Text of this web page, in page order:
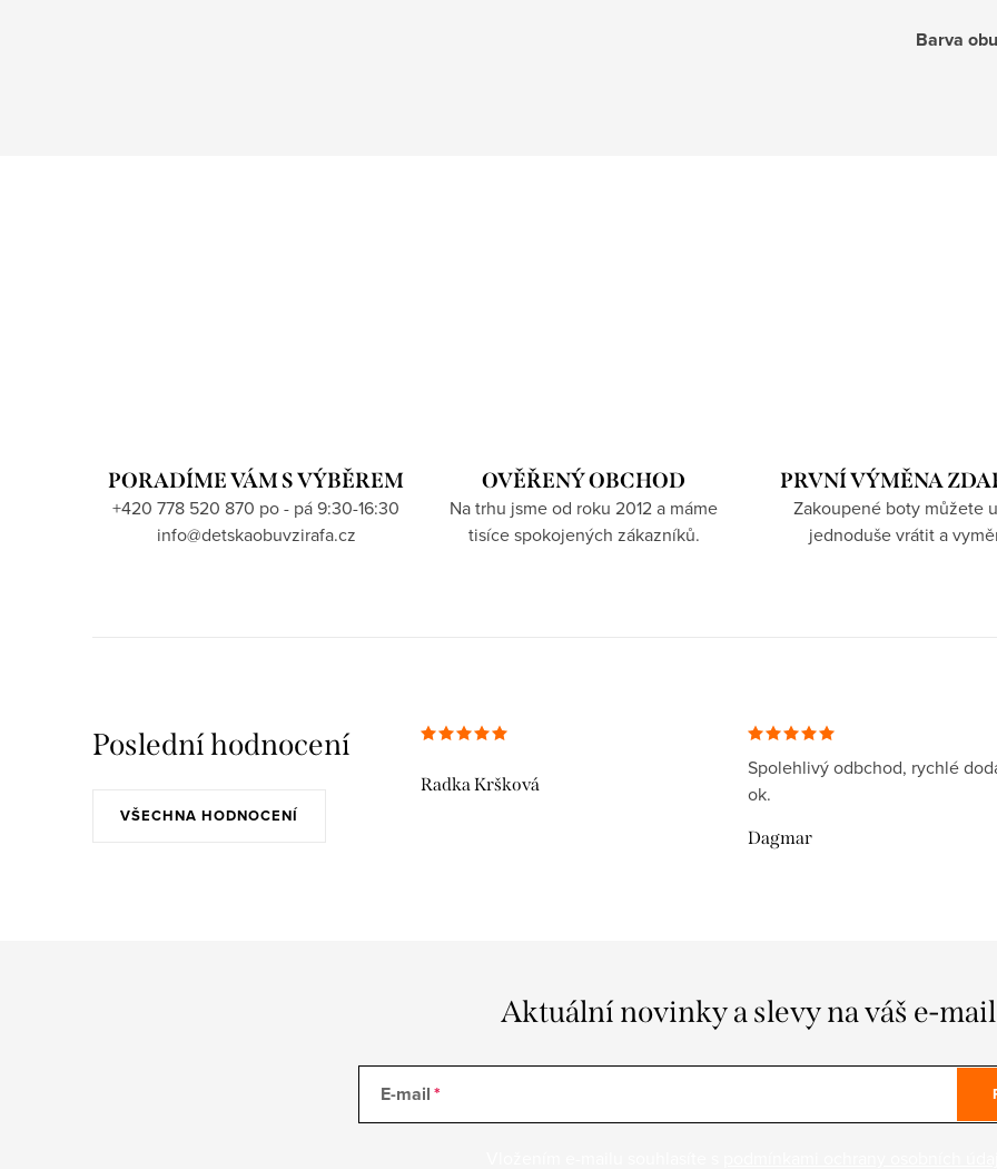
Barva
PORADÍME VÁM S VÝBĚREM
+420 778 520 870 po - pá 9:30-16:30
info@detskaobuvzirafa.cz
OVĚŘENÝ OBCHOD
Na trhu jsme od roku 2012 a máme
tisíce spokojených zákazníků.
PRVNÍ VÝMĚNA
Zakoupené boty můžete
jednoduše vrátit a
Poslední hodnocení
VŠECHNA HODNOCENÍ
Radka Kršková
Spolehlivý odbchod, rychlé
ok.
Dagmar
Aktuální novinky a slevy na váš e-mail
E-mail